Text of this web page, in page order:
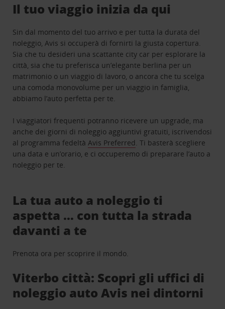
Il tuo viaggio inizia da qui
Sin dal momento del tuo arrivo e per tutta la durata del
noleggio, Avis si occuperà di fornirti la giusta copertura.
Sia che tu desideri una scattante city car per esplorare la
città, sia che tu preferisca un’elegante berlina per un
matrimonio o un viaggio di lavoro, o ancora che tu scelga
una comoda monovolume per un viaggio in famiglia,
abbiamo l’auto perfetta per te.
I viaggiatori frequenti potranno ricevere un upgrade, ma
anche dei giorni di noleggio aggiuntivi gratuiti, iscrivendosi
al programma fedeltàAvis Preferred. Ti basterà scegliere
una data e un’orario, e ci occuperemo di preparare l’auto a
noleggio per te.
La tua auto a noleggio ti
aspetta … con tutta la strada
davanti a te
Prenota ora per scoprire il mondo.
Viterbo città: Scopri gli uffici di
noleggio auto Avis nei dintorni